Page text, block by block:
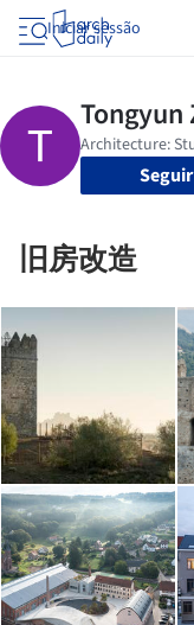
Iniciar sessão
Seguir
旧房改造